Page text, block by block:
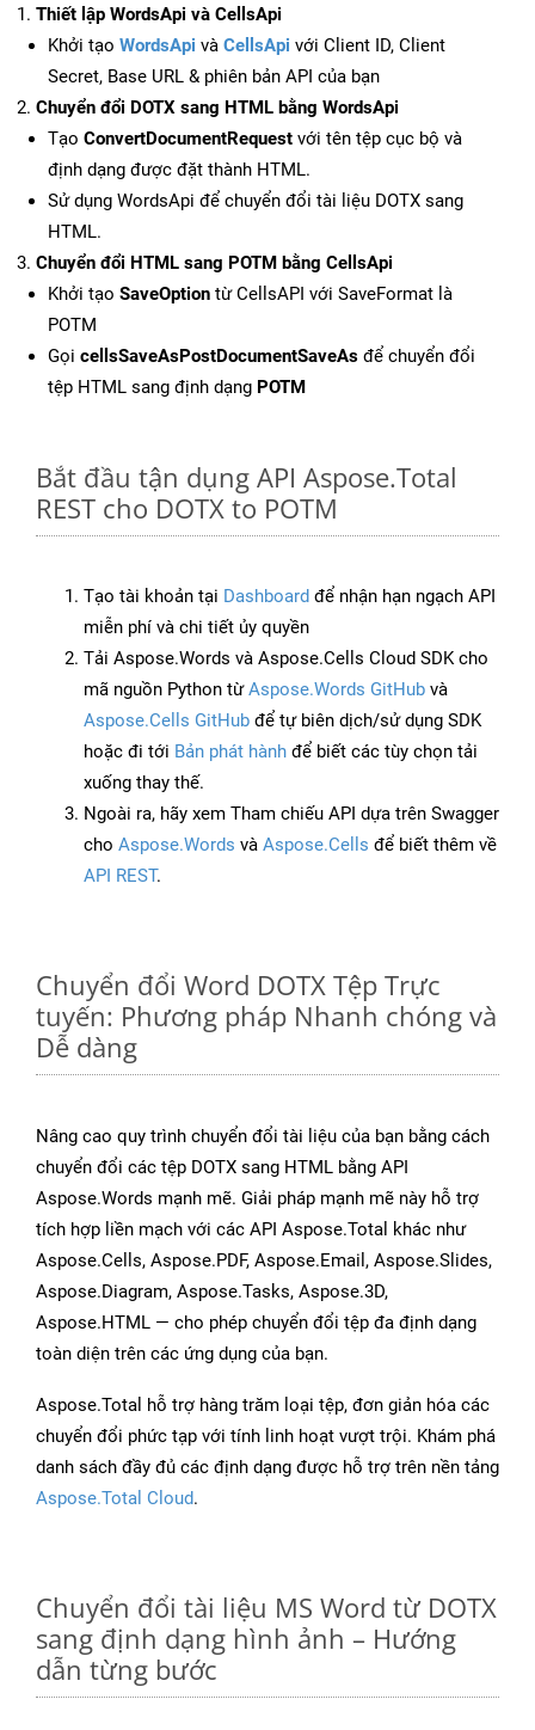
Thiết lập WordsApi và CellsApi
Khởi tạo WordsApi và CellsApi với Client ID, Client
Secret, Base URL & phiên bản API của bạn
Chuyển đổi DOTX sang HTML bằng WordsApi
Tạo ConvertDocumentRequest với tên tệp cục bộ và
định dạng được đặt thành HTML.
Sử dụng WordsApi để chuyển đổi tài liệu DOTX sang
HTML.
Chuyển đổi HTML sang POTM bằng CellsApi
Khởi tạo SaveOption từ CellsAPI với SaveFormat là
POTM
Gọi cellsSaveAsPostDocumentSaveAs để chuyển đổi
tệp HTML sang định dạng POTM
Bắt đầu tận dụng API Aspose.Total
REST cho DOTX to POTM
Tạo tài khoản tại Dashboard để nhận hạn ngạch API
miễn phí và chi tiết ủy quyền
Tải Aspose.Words và Aspose.Cells Cloud SDK cho
mã nguồn Python từAspose.Words GitHub và
Aspose.Cells GitHub để tự biên dịch/sử dụng SDK
hoặc đi tới Bản phát hành để biết các tùy chọn tải
xuống thay thế.
Ngoài ra, hãy xem Tham chiếu API dựa trên Swagger
cho Aspose.Words và Aspose.Cells để biết thêm về
API REST.
Chuyển đổi Word DOTX Tệp Trực
tuyến: Phương pháp Nhanh chóng và
Dễ dàng
Nâng cao quy trình chuyển đổi tài liệu của bạn bằng cách
chuyển đổi các tệp DOTX sang HTML bằng API
Aspose.Words mạnh mẽ. Giải pháp mạnh mẽ này hỗ trợ
tích hợp liền mạch với các API Aspose.Total khác như
Aspose.Cells, Aspose.PDF, Aspose.Email, Aspose.Slides,
Aspose.Diagram, Aspose.Tasks, Aspose.3D,
Aspose.HTML — cho phép chuyển đổi tệp đa định dạng
toàn diện trên các ứng dụng của bạn.
Aspose.Total hỗ trợ hàng trăm loại tệp, đơn giản hóa các
chuyển đổi phức tạp với tính linh hoạt vượt trội. Khám phá
danh sách đầy đủ các định dạng được hỗ trợ trên nền tảng
Aspose.Total Cloud.
Chuyển đổi tài liệu MS Word từ DOTX
sang định dạng hình ảnh – Hướng
dẫn từng bước